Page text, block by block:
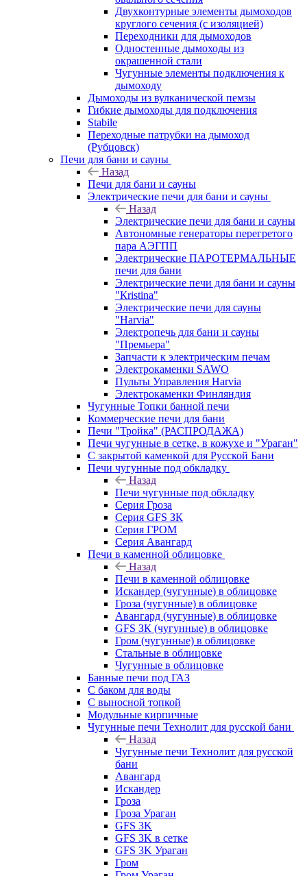
Двухконтурные элементы дымоходов
круглого сечения (с изоляцией)
Переходники для дымоходов
Одностенные дымоходы из
окрашенной стали
Чугунные элементы подключения к
дымоходу
Дымоходы из вулканической пемзы
Гибкие дымоходы для подключения
Stabile
Переходные патрубки на дымоход
(Рубцовск)
Печи для бани и сауны
Назад
Печи для бани и сауны
Электрические печи для бани и сауны
Назад
Электрические печи для бани и сауны
Автономные генераторы перегретого
пара АЭГПП
Электрические ПАРОТЕРМАЛЬНЫЕ
печи для бани
Электрические печи для бани и сауны
"Кristina"
Электрические печи для сауны
"Harvia"
Электропечь для бани и сауны
"Премьера"
Запчасти к электрическим печам
Электрокаменки SAWO
Пульты Управления Harvia
Электрокаменки Финляндия
Чугунные Топки банной печи
Коммерческие печи для бани
Печи "Тройка" (РАСПРОДАЖА)
Печи чугунные в сетке, в кожухе и "Ураган"
С закрытой каменкой для Русской Бани
Печи чугунные под обкладку
Назад
Печи чугунные под обкладку
Серия Гроза
Серия GFS ЗК
Серия ГРОМ
Серия Авангард
Печи в каменной облицовке
Назад
Печи в каменной облицовке
Искандер (чугунные) в облицовке
Гроза (чугунные) в облицовке
Авангард (чугунные) в облицовке
GFS ЗК (чугунные) в облицовке
Гром (чугунные) в облицовке
Стальные в облицовке
Чугунные в облицовке
Банные печи под ГАЗ
С баком для воды
С выносной топкой
Модульные кирпичные
Чугунные печи Технолит для русской бани
Назад
Чугунные печи Технолит для русской
бани
Авангард
Искандер
Гроза
Гроза Ураган
GFS 3K
GFS 3K в сетке
GFS 3K Ураган
Гром